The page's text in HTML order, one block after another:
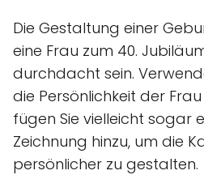
Die Gestaltung einer
eine Frau zum 40.
durchdacht sein.
die Persönlichkeit der
fügen Sie vielleicht sogar
Zeichnung hinzu, um die
persönlicher zu gestalten.